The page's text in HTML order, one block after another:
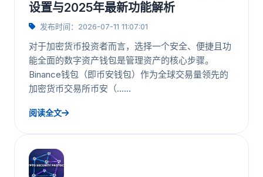
设置与2025年最新功能解析
发布时间：2026-07-11 11:07:01
对于加密货币投资者而言，选择一个安全、便捷且功
能全面的数字资产钱包是管理资产的核心步骤。
Binance钱包（即币安钱包）作为全球交易量领先的
加密货币交易所币安（……
阅读全文